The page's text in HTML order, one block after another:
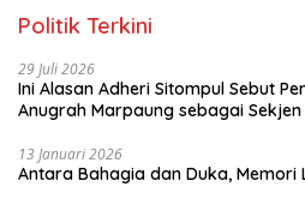
Politik Terkini
29 Juli 2026
Ini Alasan Adheri Sitompul Sebut
Anugrah Marpaung sebagai Sekjen
13 Januari 2026
Antara Bahagia dan Duka, Memori